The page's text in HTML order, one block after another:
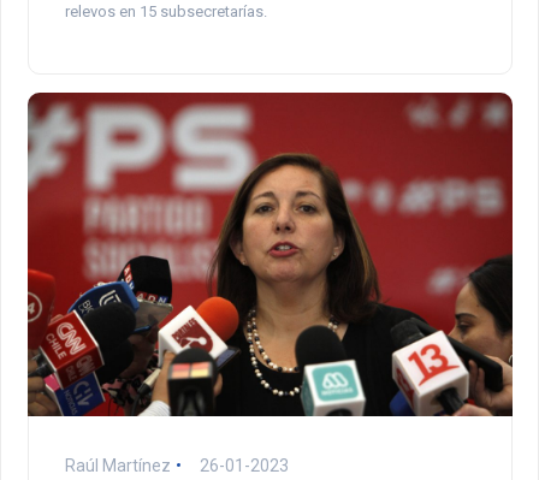
relevos en 15 subsecretarías.
Raúl Martínez 26-01-2023